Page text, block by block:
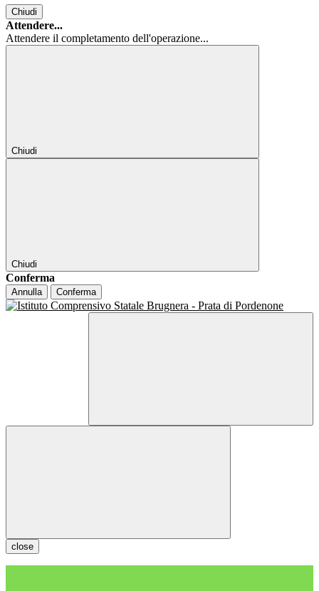
Chiudi
Attendere...
Attendere il completamento dell'operazione...
Chiudi
Chiudi
Conferma
Annulla Conferma
close